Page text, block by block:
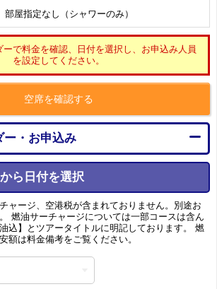
部屋指定なし（シャワーのみ）
ーで料金を確認、日付を選択し、お申込み人員
を設定してください。
空席を確認する
・お申込み
ら日付を選択
ャージ、空港税が含まれておりません。別途お
燃油サーチャージについては一部コースは含ん
込】とツアータイトルに明記しております。 燃
額は料金備考をご覧ください。